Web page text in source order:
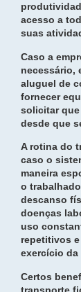
acesso a
suas
Caso a
necessário,
aluguel de
fornecer
solicitar
desde que
A rotina do
caso o
maneira
o
descanso
doenças
uso
repetitivos
exercício
Certos
transporte